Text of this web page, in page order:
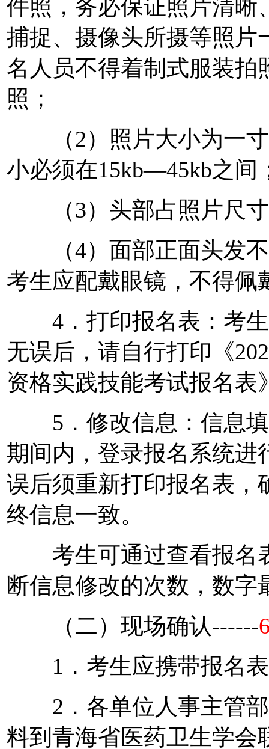
件照，务必保证照片清晰
捕捉、摄像头所摄等照片
名人员不得着制式服装拍
照；
（2）照片大小为一寸
小必须在15kb—45kb之间
（3）头部占照片尺寸
（4）面部正面头发不
考生应配戴眼镜，不得佩
4．打印报名表：考生
无误后，请自行打印《
资格实践技能考试报名表
5．修改信息：信息填
期间内，登录报名系统进
误后须重新打印报名表，
终信息一致。
考生可通过查看报名
断信息修改的次数，数字
（二）现场确认------
1．考生应携带报名表
2．各单位人事主管部
料到青海省医药卫生学会